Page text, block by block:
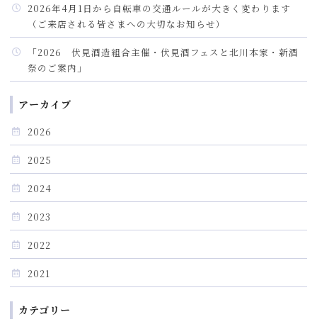
2026年4月1日から自転車の交通ルールが大きく変わります
（ご来店される皆さまへの大切なお知らせ）
「2026 伏見酒造組合主催・伏見酒フェスと北川本家・新酒
祭のご案内」
アーカイブ
2026
2025
2024
2023
2022
2021
カテゴリー